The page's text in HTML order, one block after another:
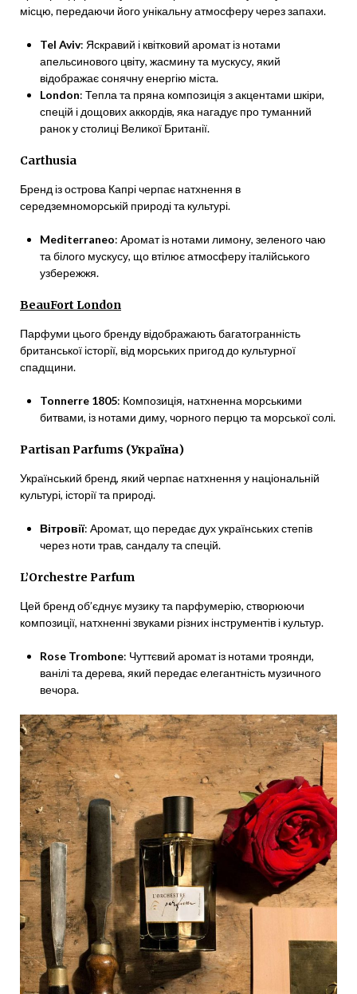
місцю, передаючи його унікальну атмосферу через запахи.
Tel Aviv: Яскравий і квітковий аромат із нотами
апельсинового цвіту, жасмину та мускусу, який
відображає сонячну енергію міста.
London: Тепла та пряна композиція з акцентами шкіри,
спецій і дощових аккордів, яка нагадує про туманний
ранок у столиці Великої Британії.
Carthusia
Бренд із острова Капрі черпає натхнення в
середземноморській природі та культурі.
Mediterraneo: Аромат із нотами лимону, зеленого чаю
та білого мускусу, що втілює атмосферу італійського
узбережжя.
BeauFort London
Парфуми цього бренду відображають багатогранність
британської історії, від морських пригод до культурної
спадщини.
Tonnerre 1805: Композиція, натхненна морськими
битвами, із нотами диму, чорного перцю та морської солі.
Partisan Parfums (Україна)
Український бренд, який черпає натхнення у національній
культурі, історії та природі.
Вітровії: Аромат, що передає дух українських степів
через ноти трав, сандалу та спецій.
L’Orchestre Parfum
Цей бренд об’єднує музику та парфумерію, створюючи
композиції, натхненні звуками різних інструментів і культур.
Rose Trombone: Чуттєвий аромат із нотами троянди,
ванілі та дерева, який передає елегантність музичного
вечора.